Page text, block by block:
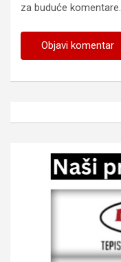
za buduće komentare.